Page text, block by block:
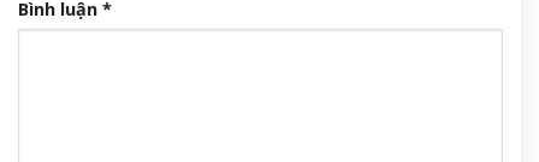
Bình luận *